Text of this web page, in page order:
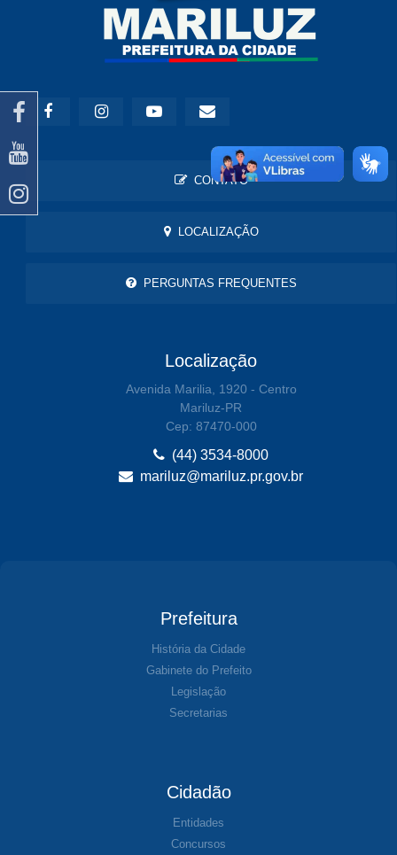
CONTATO
LOCALIZAÇÃO
PERGUNTAS FREQUENTES
Localização
Avenida Marilia, 1920 - Centro
Mariluz-PR
Cep: 87470-000
(44) 3534-8000
mariluz@mariluz.pr.gov.br
Prefeitura
História da Cidade
Gabinete do Prefeito
Legislação
Secretarias
Cidadão
Entidades
Concursos